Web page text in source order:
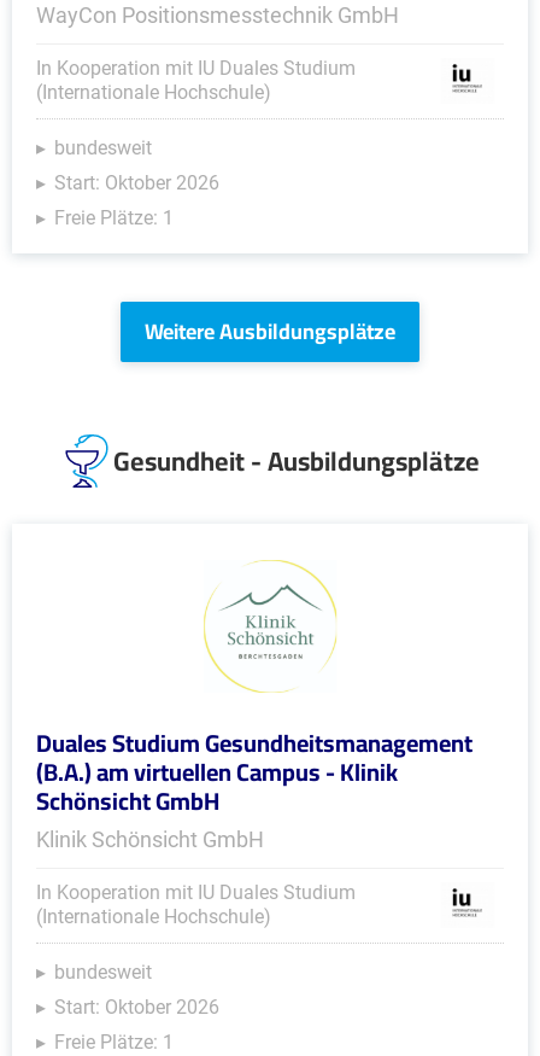
WayCon Positionsmesstechnik GmbH
In Kooperation mit IU Duales Studium
(Internationale Hochschule)
bundesweit
Start: Oktober 2026
Freie Plätze: 1
Weitere Ausbildungsplätze
Gesundheit - Ausbildungsplätze
Duales Studium Gesundheitsmanagement
(B.A.) am virtuellen Campus - Klinik
Schönsicht GmbH
Klinik Schönsicht GmbH
In Kooperation mit IU Duales Studium
(Internationale Hochschule)
bundesweit
Start: Oktober 2026
Freie Plätze: 1